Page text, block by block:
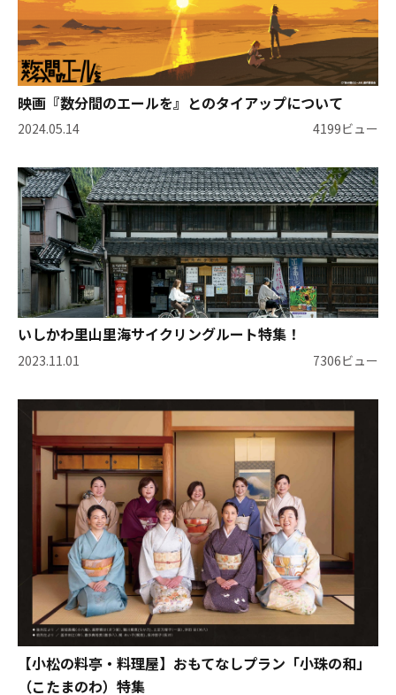
映画『数分間のエールを』とのタイアップについて
2024.05.14 4199ビュー
いしかわ里山里海サイクリングルート特集！
2023.11.01 7306ビュー
【小松の料亭・料理屋】おもてなしプラン「小珠の和」
（こたまのわ）特集